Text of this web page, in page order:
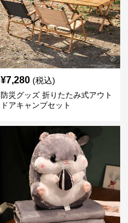
¥7,280 (税込)
防災グッズ 折りたたみ式アウト
ドアキャンプセット